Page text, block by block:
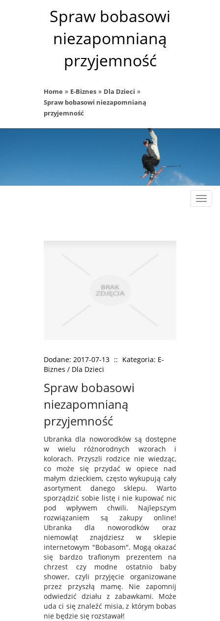
Spraw bobasowi
niezapomnianą
przyjemność
Home » E-Biznes » Dla Dzieci »
Spraw bobasowi niezapomnianą
przyjemność
Dodane: 2017-07-13 :: Kategoria: E-
Biznes / Dla Dzieci
Spraw bobasowi
niezapomnianą
przyjemność
Ubranka dla noworodków są dostępne
w wielu różnorodnych wzorach i
kolorach. Przyszli rodzice nie wiedząc,
co może się przydać w opiece nad
małym dzieckiem, często wykupują cały
asortyment danego sklepu. Warto
sporządzić sobie listę i nie kupować nic
pod wpływem chwili. Najlepszym
rozwiązaniem są zakupy online!
Ubranka dla noworodków oraz
niemowląt znajdziesz w sklepie
internetowym "Bobasom". Mogą okazać
się bardzo trafionym prezentem na
chrzest czy modne ostatnio baby
shower, czyli przyjęcie organizowane
przez przyszłą mamę. Nie zapomnij
odwiedzić działu z zabawkami. Może
uda ci się znaleźć misia, z którym bobas
nie będzie się rozstawał!